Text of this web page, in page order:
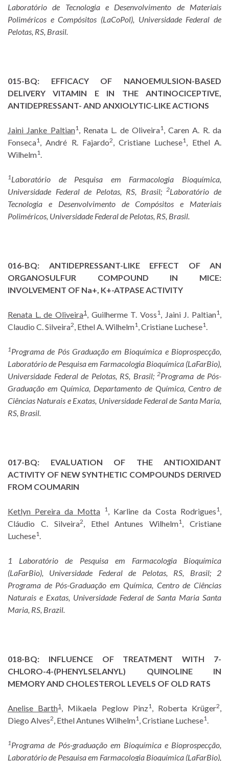
Laboratório de Tecnologia e Desenvolvimento de Materiais
Poliméricos e Compósitos (LaCoPol), Universidade Federal de
Pelotas, RS, Brasil.
015-BQ: EFFICACY OF NANOEMULSION-BASED
DELIVERY VITAMIN E IN THE ANTINOCICEPTIVE,
ANTIDEPRESSANT- AND ANXIOLYTIC-LIKE ACTIONS
Jaini Janke Paltian1, Renata L. de Oliveira1, Caren A. R. da
Fonseca1 , André R. Fajardo2 , Cristiane Luchese1
, Ethel A.
Wilhelm1
1Laboratório de Pesquisa em Farmacologia Bioquímica,
Universidade Federal de Pelotas, RS, Brasil;2Laboratório de
Tecnologia e Desenvolvimento de Compósitos e Materiais
Poliméricos, Universidade Federal de Pelotas, RS, Brasil.
016-BQ: ANTIDEPRESSANT-LIKE EFFECT OF AN
ORGANOSULFUR COMPOUND IN MICE:
INVOLVEMENT OF Na+, K+-ATPASE ACTIVITY
Renata L. de Oliveira1 , Guilherme T. Voss1 , Jaini J. Paltian1
Claudio C. Silveira2 , Ethel A. Wilhelm1 , Cristiane Luchese1
1Programa de Pós Graduação em Bioquímica e Bioprospecção,
Laboratório de Pesquisa em Farmacologia Bioquímica (LaFarBio),
Universidade Federal de Pelotas, RS, Brasil; 2Programa de Pós-
Graduação em Química, Departamento de Química, Centro de
Ciências Naturais e Exatas, Universidade Federal de Santa Maria,
RS, Brasil.
017-BQ: EVALUATION OF THE ANTIOXIDANT
ACTIVITY OF NEW SYNTHETIC COMPOUNDS DERIVED
FROM COUMARIN
Ketlyn Pereira da Motta 1 , Karline da Costa Rodrigues1
Cláudio C. Silveira2 , Ethel Antunes Wilhelm1
, Cristiane
Luchese1
1 Laboratório de Pesquisa em Farmacologia Bioquímica
(LaFarBio), Universidade Federal de Pelotas, RS, Brasil; 2
Programa de Pós-Graduação em Química, Centro de Ciências
Naturais e Exatas, Universidade Federal de Santa Maria Santa
Maria, RS, Brazil.
018-BQ:
INFLUENCE OF TREATMENT WITH 7-
CHLORO-4-(PHENYLSELANYL) QUINOLINE IN
MEMORY AND CHOLESTEROL LEVELS OF OLD RATS
Anelise Barth1, Mikaela Peglow Pinz1, Roberta Krüger2
Diego Alves2 , Ethel Antunes Wilhelm1 , Cristiane Luchese1
1Programa de Pós-graduação em Bioquímica e Bioprospecção,
Laboratório de Pesquisa em Farmacologia Bioquímica (LaFarBio),